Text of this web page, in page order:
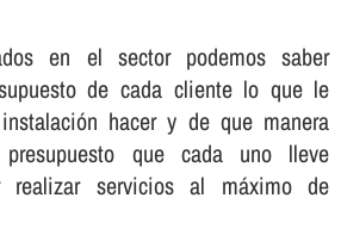
en el sector podemos saber
de cada cliente lo que le
hacer y de que manera
que cada uno lleve
realizar servicios al máximo de